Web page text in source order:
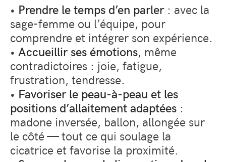
• Prendre le temps d’en parler: avec la
sage-femme ou l’équipe, pour
comprendre et intégrer son expérience.
• Accueillir ses émotions, même
contradictoires : joie, fatigue,
frustration, tendresse.
• Favoriser le peau-à-peau et les
positions d’allaitement adaptées :
madone inversée, ballon, allongée sur
le côté — tout ce qui soulage la
cicatrice et favorise la proximité.